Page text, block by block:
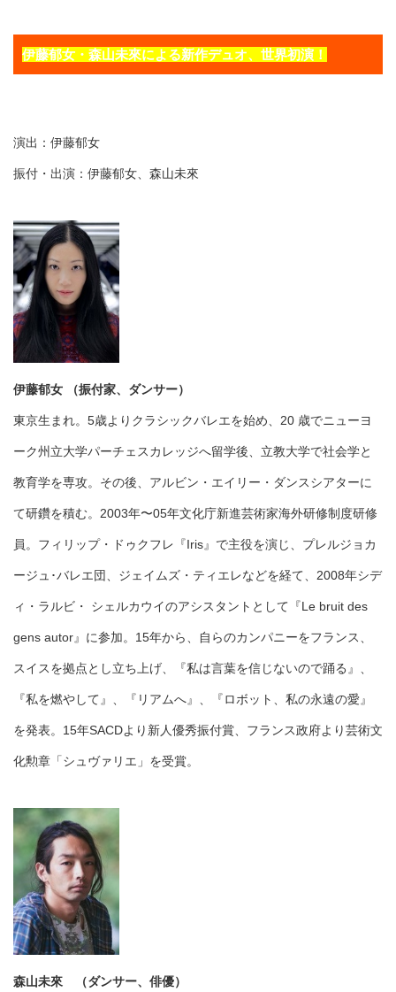
伊藤郁女・森山未來による新作デュオ、世界初演！
演出：伊藤郁女
振付・出演：伊藤郁女、森山未來
伊藤郁女 （振付家、ダンサー）
東京生まれ。5歳よりクラシックバレエを始め、20 歳でニューヨ
ーク州立大学パーチェスカレッジへ留学後、立教大学で社会学と
教育学を専攻。その後、アルビン・エイリー・ダンスシアターに
て研鑽を積む。2003年〜05年文化庁新進芸術家海外研修制度研修
員。フィリップ・ドゥクフレ『Iris』で主役を演じ、プレルジョカ
ージュ･バレエ団、ジェイムズ・ティエレなどを経て、2008年シデ
ィ・ラルビ・ シェルカウイのアシスタントとして『Le bruit des
gens autor』に参加。15年から、自らのカンパニーをフランス、
スイスを拠点とし立ち上げ、『私は言葉を信じないので踊る』、
『私を燃やして』、『リアムへ』、『ロボット、私の永遠の愛』
を発表。15年SACDより新人優秀振付賞、フランス政府より芸術文
化勲章「シュヴァリエ」を受賞。
森山未來 （ダンサー、俳優）